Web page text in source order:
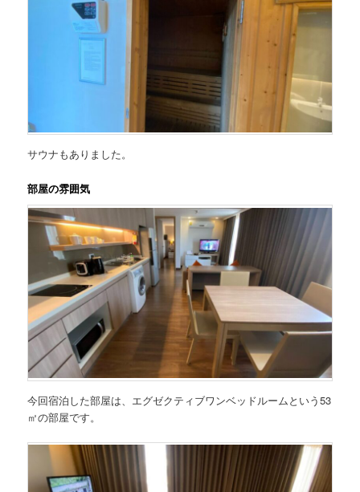
サウナもありました。
部屋の雰囲気
今回宿泊した部屋は、 エグゼクティブワンベッドルームという53
㎡の部屋です。